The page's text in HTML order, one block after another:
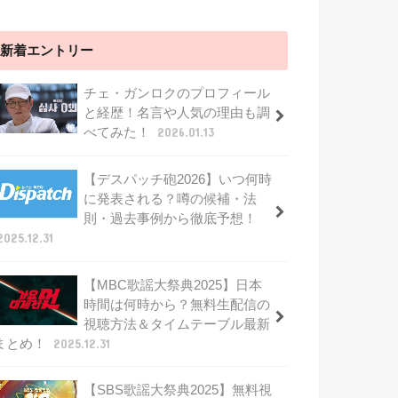
新着エントリー
チェ・ガンロクのプロフィール
と経歴！名言や人気の理由も調
べてみた！
2026.01.13
【デスパッチ砲2026】いつ何時
に発表される？噂の候補・法
則・過去事例から徹底予想！
【MBC歌謡大祭典2025】日本
時間は何時から？無料生配信の
視聴方法＆タイムテーブル最新
とめ！
2025.12.31
【SBS歌謡大祭典2025】無料視